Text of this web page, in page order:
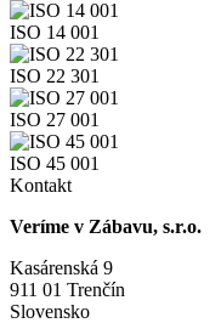
ISO 14 001
ISO 22 301
ISO 27 001
ISO 45 001
Kontakt
Veríme v Zábavu, s.r.o.
Kasárenská 9
911 01 Trenčín
Slovensko